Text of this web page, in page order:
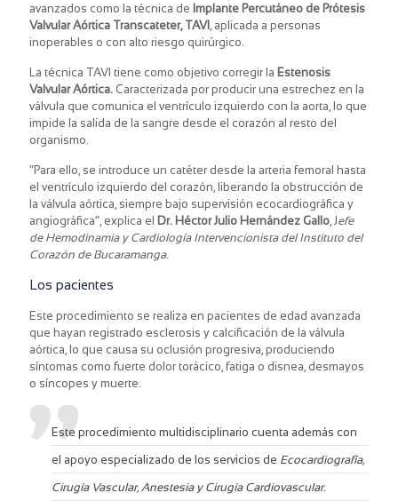
avanzados como la técnica de Implante Percutáneo de Prótesis
Valvular Aórtica Transcateter, TAVI , aplicada a personas
inoperables o con alto riesgo quirúrgico.
La técnica TAVI tiene como objetivo corregir la Estenosis
Valvular Aórtica. Caracterizada por producir una estrechez en la
válvula que comunica el ventrículo izquierdo con la aorta, lo que
impide la salida de la sangre desde el corazón al resto del
organismo.
“Para ello, se introduce un catéter desde la arteria femoral hasta
el ventrículo izquierdo del corazón, liberando la obstrucción de
la válvula aórtica, siempre bajo supervisión ecocardiográfica y
angiográfica”, explica el Dr. Héctor Julio Hernández Gallo, Jefe
de Hemodinamia y Cardiología Intervencionista del Instituto del
Corazón de Bucaramanga.
Los pacientes
Este procedimiento se realiza en pacientes de edad avanzada
que hayan registrado esclerosis y calcificación de la válvula
aórtica, lo que causa su oclusión progresiva, produciendo
síntomas como fuerte dolor torácico, fatiga o disnea, desmayos
o síncopes y muerte.
Este procedimiento multidisciplinario cuenta además con
el apoyo especializado de los servicios de Ecocardiografía,
Cirugía Vascular, Anestesia y Cirugía Cardiovascular.